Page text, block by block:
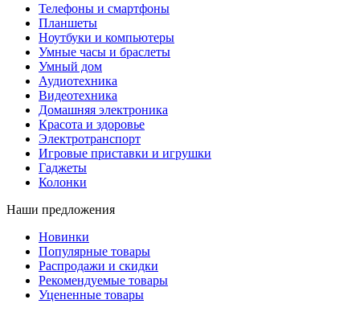
Телефоны и смартфоны
Планшеты
Ноутбуки и компьютеры
Умные часы и браслеты
Умный дом
Аудиотехника
Видеотехника
Домашняя электроника
Красота и здоровье
Электротранспорт
Игровые приставки и игрушки
Гаджеты
Колонки
Наши предложения
Новинки
Популярные товары
Распродажи и скидки
Рекомендуемые товары
Уцененные товары